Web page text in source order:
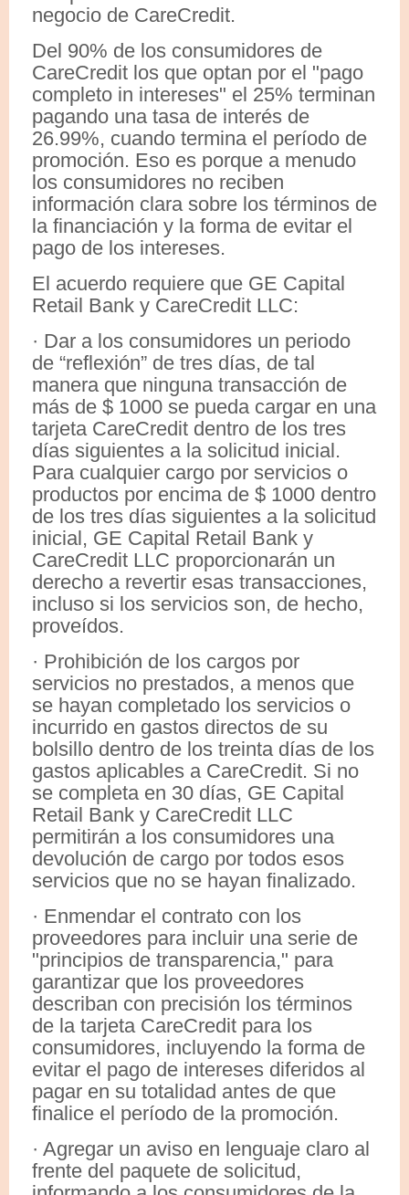
negocio de CareCredit.
Del 90% de los consumidores de
CareCredit los que optan por el "pago
completo in intereses" el 25% terminan
pagando una tasa de interés de
26.99%, cuando termina el período de
promoción. Eso es porque a menudo
los consumidores no reciben
información clara sobre los términos de
la financiación y la forma de evitar el
pago de los intereses.
El acuerdo requiere que GE Capital
Retail Bank y CareCredit LLC:
· Dar a los consumidores un periodo
de “reflexión” de tres días, de tal
manera que ninguna transacción de
más de $ 1000 se pueda cargar en una
tarjeta CareCredit dentro de los tres
días siguientes a la solicitud inicial.
Para cualquier cargo por servicios o
productos por encima de $ 1000 dentro
de los tres días siguientes a la solicitud
inicial, GE Capital Retail Bank y
CareCredit LLC proporcionarán un
derecho a revertir esas transacciones,
incluso si los servicios son, de hecho,
proveídos.
· Prohibición de los cargos por
servicios no prestados, a menos que
se hayan completado los servicios o
incurrido en gastos directos de su
bolsillo dentro de los treinta días de los
gastos aplicables a CareCredit. Si no
se completa en 30 días, GE Capital
Retail Bank y CareCredit LLC
permitirán a los consumidores una
devolución de cargo por todos esos
servicios que no se hayan finalizado.
· Enmendar el contrato con los
proveedores para incluir una serie de
"principios de transparencia," para
garantizar que los proveedores
describan con precisión los términos
de la tarjeta CareCredit para los
consumidores, incluyendo la forma de
evitar el pago de intereses diferidos al
pagar en su totalidad antes de que
finalice el período de la promoción.
· Agregar un aviso en lenguaje claro al
frente del paquete de solicitud,